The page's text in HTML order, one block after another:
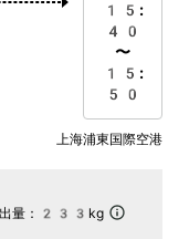
15:
40
〜
15:
50
上海浦東国際空港
量： 233kg